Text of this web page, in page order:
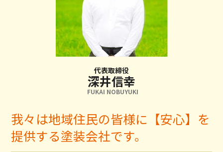
代表取締役
深井信幸
FUKAI NOBUYUKI
我々は地域住民の皆様に【安心】を
提供する塗装会社です。